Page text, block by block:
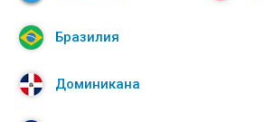
Бразилия
Доминикана